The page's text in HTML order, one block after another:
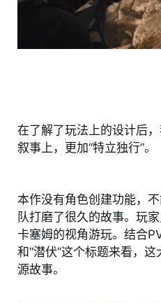
在了解了玩法上的设计后
叙事上，更加“特立独行”。
本作没有角色创建功能，
队打磨了很久的故事。玩
卡塞姆的视角游玩。结合
和“潜伏”这个标题来看，
源故事。